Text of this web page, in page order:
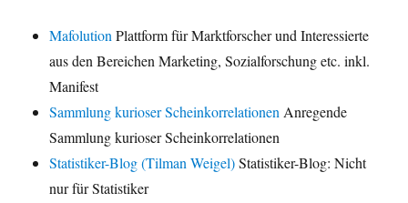
MafolutionPlattform für Marktforscher und Interessierte
aus den Bereichen Marketing, Sozialforschung etc. inkl.
Manifest
Sammlung kurioser ScheinkorrelationenAnregende
Sammlung kurioser Scheinkorrelationen
Statistiker-Blog (Tilman Weigel)Statistiker-Blog: Nicht
nur für Statistiker